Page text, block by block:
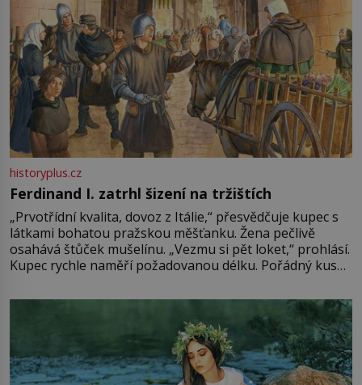
historyplus.cz
Ferdinand I. zatrhl šizení na tržištích
„Prvotřídní kvalita, dovoz z Itálie,“ přesvědčuje kupec s
látkami bohatou pražskou měšťanku. Žena pečlivě
osahává štůček mušelínu. „Vezmu si pět loket,“ prohlásí.
Kupec rychle naměří požadovanou délku. Pořádný kus
milostpaní. Stačí jenom na sukni,“ zhodnotí švadlena
množství růžového mušelínu. „Ošidili vás, podívejte.“
Vezme do ruky dřevěnou